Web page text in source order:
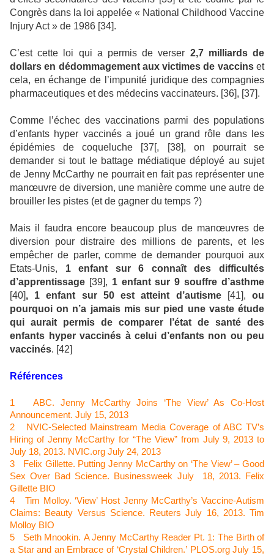
Congrès dans la loi appelée « National Childhood Vaccine
Injury Act » de 1986 [34].
C’est cette loi qui a permis de verser 2,7 milliards de
dollars en dédommagement aux victimes de vaccinset
cela, en échange de l’impunité juridique des compagnies
pharmaceutiques et des médecins vaccinateurs. [36], [37].
Comme l’échec des vaccinations parmi des populations
d’enfants hyper vaccinés a joué un grand rôle dans les
épidémies de coqueluche [37[, [38], on pourrait se
demander si tout le battage médiatique déployé au sujet
de Jenny McCarthy ne pourrait en fait pas représenter une
manœuvre de diversion, une manière comme une autre de
brouiller les pistes (et de gagner du temps ?)
Mais il faudra encore beaucoup plus de manœuvres de
diversion pour distraire des millions de parents, et les
empêcher de parler, comme de demander pourquoi aux
Etats-Unis, 1 enfant sur 6 connaît des difficultés
d’apprentissage [39], 1 enfant sur 9 souffre d’asthme
[40], 1 enfant sur 50 est atteint d’autisme[41],ou
pourquoi on n’a jamais mis sur pied une vaste étude
qui aurait permis de comparer l’état de santé des
enfants hyper vaccinés à celui d’enfants non ou peu
vaccinés. [42]
Références
1
ABC. Jenny McCarthy Joins ‘The View’ As Co-Host
Announcement. July 15, 2013
2
NVIC-Selected Mainstream Media Coverage of ABC TV’s
Hiring of Jenny McCarthy for “The View” from July 9, 2013 to
July 18, 2013. NVIC.org July 24, 2013
3
Felix Gillette. Putting Jenny McCarthy on ‘The View’ – Good
Sex Over Bad Science. Businessweek July
18, 2013. Felix
Gillette BIO
4
Tim Molloy. ‘View’ Host Jenny McCarthy’s Vaccine-Autism
Claims: Beauty Versus Science. Reuters July 16, 2013. Tim
Molloy BIO
5
Seth Mnookin. A Jenny McCarthy Reader Pt. 1: The Birth of
a Star and an Embrace of ‘Crystal Children.’ PLOS.org July 15,